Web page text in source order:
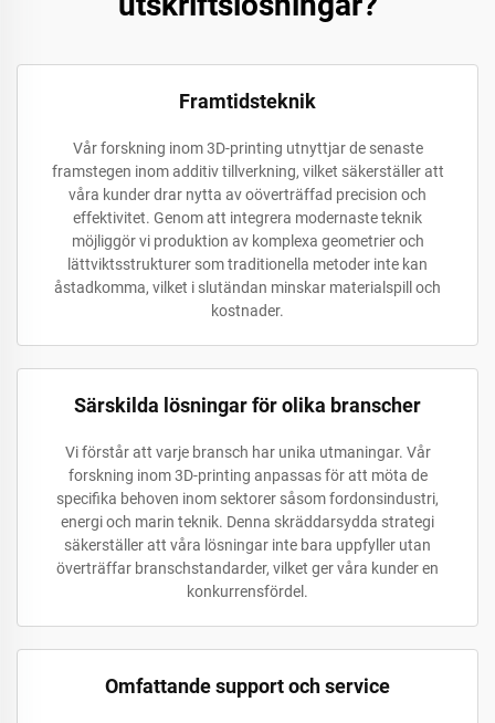
Framtidsteknik
Vår forskning inom 3D-printing utnyttjar de senaste
framstegen inom additiv tillverkning, vilket säkerställer att
våra kunder drar nytta av oöverträffad precision och
effektivitet. Genom att integrera modernaste teknik
möjliggör vi produktion av komplexa geometrier och
lättviktsstrukturer som traditionella metoder inte kan
åstadkomma, vilket i slutändan minskar materialspill och
kostnader.
Särskilda lösningar för olika branscher
Vi förstår att varje bransch har unika utmaningar. Vår
forskning inom 3D-printing anpassas för att möta de
specifika behoven inom sektorer såsom fordonsindustri,
energi och marin teknik. Denna skräddarsydda strategi
säkerställer att våra lösningar inte bara uppfyller utan
överträffar branschstandarder, vilket ger våra kunder en
konkurrensfördel.
Omfattande support och service